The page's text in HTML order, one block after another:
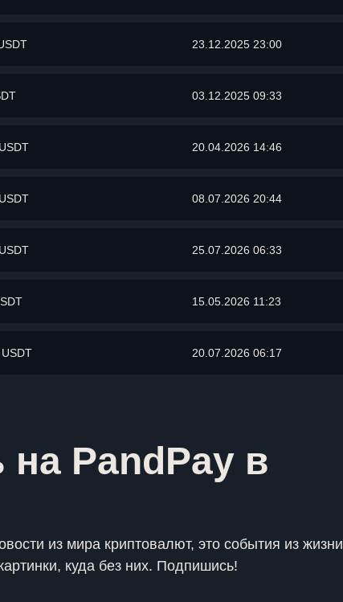
23.12.2025 23:00
03.12.2025 09:33
20.04.2026 14:46
08.07.2026 20:44
25.07.2026 06:33
15.05.2026 11:23
20.07.2026 06:17
PandPay в
из мира криптовалют, это события из жизни
куда без них. Подпишись!